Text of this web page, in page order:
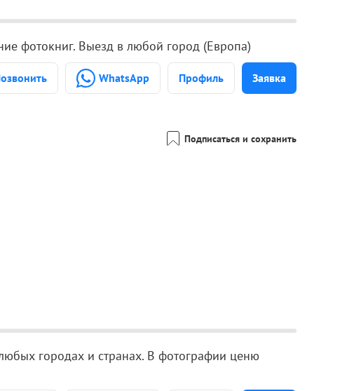
фотокниг. Выезд в любой город (Европа)
WhatsApp Профиль Заявка
Подписаться и сохранить
городах и странах. В фотографии ценю